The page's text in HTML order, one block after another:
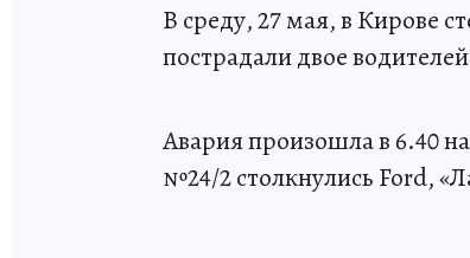
В среду, 27 мая, в Кирове
пострадали двое
Авария произошла в 6.40
№24/2 столкнулись Ford,